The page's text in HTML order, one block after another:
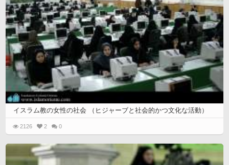
イスラム教の女性の社会 （ヒジャーブと社会的かつ文化な活動）
2126 2 0